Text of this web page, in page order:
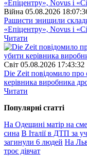
Війна 05.08.2026
Рашисти знищили
«Епіцентру», Novus і
Читати
Свiт 05.08.2026 17:43:32
Die Zeit повідомило про
керівника виробника
Читати
Популярнi статтi
На Одещині матір на
сина В Італії в ДТП за
загинули 6 людей На
троє дівчат